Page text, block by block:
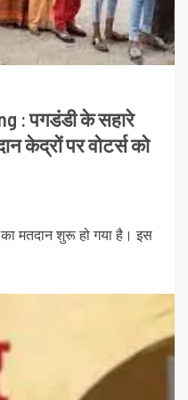
: पगडंडी के सहारे
केद्रों पर वोटर्स को
मतदान शुरू हो गया है। इस